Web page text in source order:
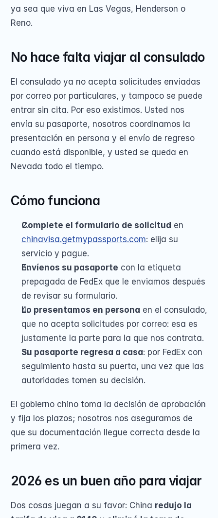
ya sea que viva en Las Vegas, Henderson o
Reno.
No hace falta viajar al consulado
El consulado ya no acepta solicitudes enviadas
por correo por particulares, y tampoco se puede
entrar sin cita. Por eso existimos. Usted nos
envía su pasaporte, nosotros coordinamos la
presentación en persona y el envío de regreso
cuando está disponible, y usted se queda en
Nevada todo el tiempo.
Cómo funciona
Complete el formulario de solicitud
chinavisa.getmypassports.com: elija su
servicio y pague.
Envíenos su pasaporte con la etiqueta
prepagada de FedEx que le enviamos después
de revisar su formulario.
Lo presentamos en persona en el consulado,
que no acepta solicitudes por correo: esa es
justamente la parte para la que nos contrata.
Su pasaporte regresa a casa: por FedEx con
seguimiento hasta su puerta, una vez que las
autoridades tomen su decisión.
El gobierno chino toma la decisión de aprobación
y fija los plazos; nosotros nos aseguramos de
que su documentación llegue correcta desde la
primera vez.
2026 es un buen año para viajar
Dos cosas juegan a su favor: China redujo la